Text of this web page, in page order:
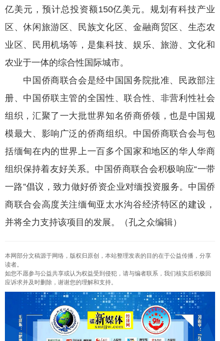
亿美元，预计总投资额150亿美元。规划有科技产业
区、休闲旅游区、民族文化区、金融商贸区、生态农
业区、民用机场等，是集科技、娱乐、旅游、文化和
农业于一体的综合性国际城市。
中国侨商联合会是经中国国务院批准、民政部注
册、中国侨联主管的全国性、联合性、非营利性社会
组织，汇聚了一大批世界知名侨商侨领，也是中国规
模最大、影响广泛的侨商组织。中国侨商联合会与包
括缅甸在内的世界上一百多个国家和地区的华人华商
组织保持着友好关系。中国侨商联合会积极响应“一带
一路”倡议，致力做好侨资企业对缅投资服务。中国侨
商联合会高度关注缅甸亚太水沟谷经济特区的建设，
并将全力支持该项目的发展。（孔之众编辑）
本网部分文稿源于网络，版权归原创，本站整理发表的目的在于公益传播，分享
读者。
如您不愿参与公益共享或认为权益受到侵犯，请与编者联系，我们核实后积极回
应诉求并及时删除，谢谢您的理解和支持。